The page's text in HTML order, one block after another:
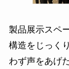
製品展示スペ
構造をじっく
わず声をあげ